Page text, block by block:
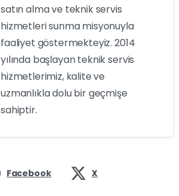
satın alma ve teknik servis
hizmetleri sunma misyonuyla
faaliyet göstermekteyiz. 2014
yılında başlayan teknik servis
hizmetlerimiz, kalite ve
uzmanlıkla dolu bir geçmişe
sahiptir.
Facebook X